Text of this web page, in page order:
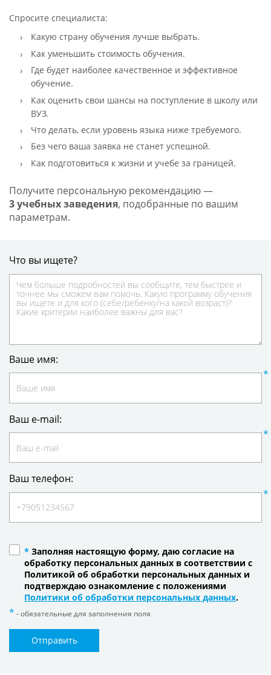
Спросите специалиста:
Какую страну обучения лучше выбрать.
Как уменьшить стоимость обучения.
Где будет наиболее качественное и эффективное
обучение.
Как оценить свои шансы на поступление в школу или
ВУЗ.
Что делать, если уровень языка ниже требуемого.
Без чего ваша заявка не станет успешной.
Как подготовиться к жизни и учебе за границей.
Получите персональную рекомендацию —
3 учебных заведения, подобранные по вашим
параметрам.
Что вы ищете?
Ваше имя:
Ваш e-mail:
Ваш телефон:
* Заполняя настоящую форму, даю согласие на
обработку персональных данных в соответствии с
Политикой об обработки персональных данных и
подтверждаю ознакомление с положениями
Политики об обработки персональных данных.
- обязательные для заполнения поля
Отправить